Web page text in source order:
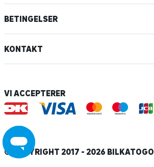
BETINGELSER
KONTAKT
VI ACCEPTERER
© COPYRIGHT 2017 - 2026 BILKATOGO